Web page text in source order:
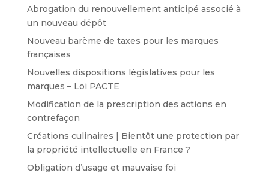
Abrogation du renouvellement anticipé associé à
un nouveau dépôt
Nouveau barème de taxes pour les marques
françaises
Nouvelles dispositions législatives pour les
marques – Loi PACTE
Modification de la prescription des actions en
contrefaçon
Créations culinaires | Bientôt une protection par
la propriété intellectuelle en France ?
Obligation d’usage et mauvaise foi